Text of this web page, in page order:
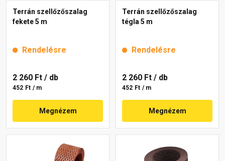
Terrán szellőzőszalag
fekete 5 m
Rendelésre
2 260 Ft / db
452 Ft / m
Megnézem
Terrán szellőzőszalag
tégla 5 m
Rendelésre
2 260 Ft / db
452 Ft / m
Megnézem